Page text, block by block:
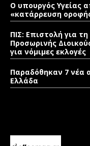
Ο υπουργός Υγείας
«κατάρρευση
ΠΙΣ: Επιστολή για
Προσωρινής
για νόμιμες εκλογές
Παραδόθηκαν 7 νέα
Ελλάδα